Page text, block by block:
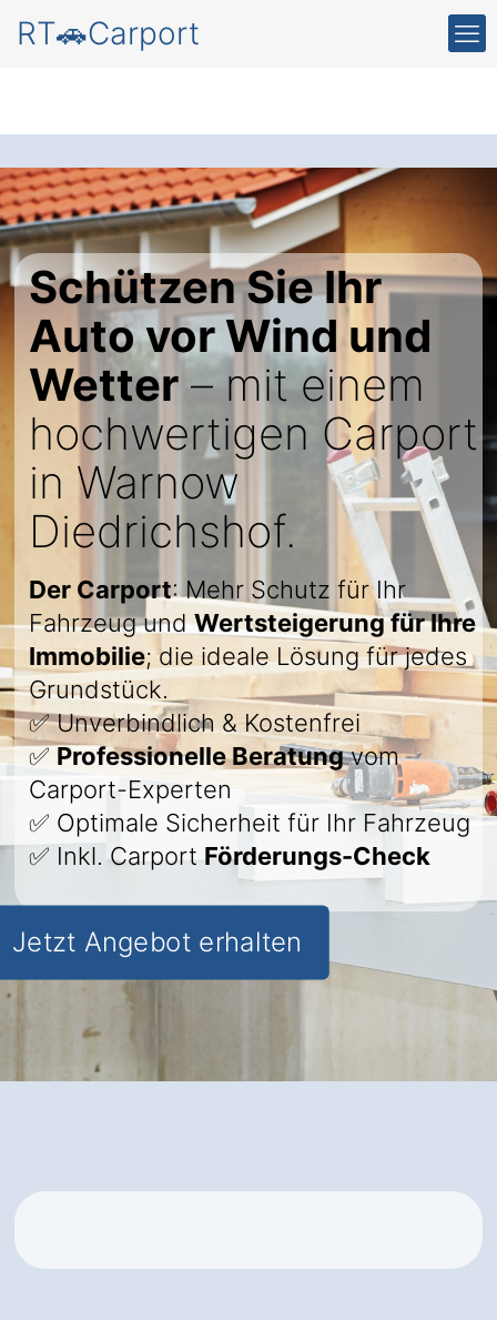
RT🚗Carport
Schützen Sie Ihr
Auto vor Wind und
Wetter– mit einem
hochwertigen Carport
in Warnow
Diedrichshof.
Der Carport: Mehr Schutz für Ihr
Fahrzeug undWertsteigerung für Ihre
Immobilie; die ideale Lösung für jedes
Grundstück.
✅ Unverbindlich & Kostenfrei
✅Professionelle Beratungvom
Carport-Experten
✅ Optimale Sicherheit für Ihr Fahrzeug
✅ Inkl. Carport Förderungs-Check
Jetzt Angebot erhalten